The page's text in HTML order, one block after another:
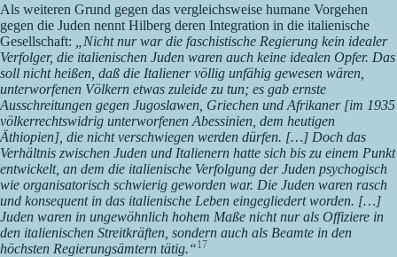
Als weiteren Grund gegen das vergleichsweise humane Vorgehen
gegen die Juden nennt Hilberg deren Integration in die italienische
Gesellschaft:
„Nicht nur war die faschistische Regierung kein idealer
Verfolger, die italienischen Juden waren auch keine idealen Opfer. Das
soll nicht heißen, daß die Italiener völlig unfähig gewesen wären,
unterworfenen Völkern etwas zuleide zu tun; es gab ernste
Ausschreitungen gegen Jugoslawen, Griechen und Afrikaner [im 1935
völkerrechtswidrig unterworfenen Abessinien, dem heutigen
Äthiopien], die nicht verschwiegen werden dürfen. […] Doch das
Verhältnis zwischen Juden und Italienern hatte sich bis zu einem Punkt
entwickelt, an dem die italienische Verfolgung der Juden psychogisch
wie organisatorisch schwierig geworden war. Die Juden waren rasch
und konsequent in das italienische Leben eingegliedert worden. […]
Juden waren in ungewöhnlich hohem Maße nicht nur als Offiziere in
den italienischen Streitkräften, sondern auch als Beamte in den
höchsten Regierungsämtern tätig.“17